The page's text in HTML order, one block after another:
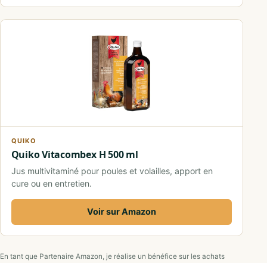
QUIKO
Quiko Vitacombex H 500 ml
Jus multivitaminé pour poules et volailles, apport en
cure ou en entretien.
Voir sur Amazon
En tant que Partenaire Amazon, je réalise un bénéfice sur les achats